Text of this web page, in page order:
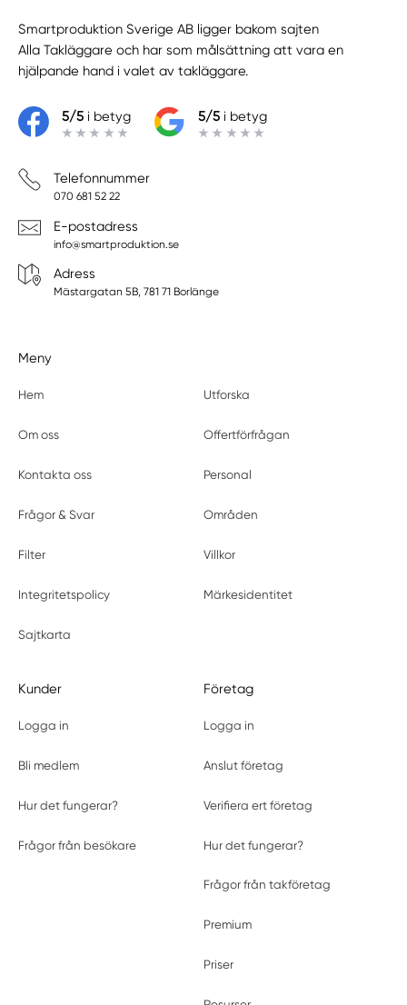
Smartproduktion Sverige AB ligger bakom sajten
Alla Takläggare och har som målsättning att vara en
hjälpande hand i valet av takläggare.
5/5i betyg 5/5i betyg
Telefonnummer
070 681 52 22
E-postadress
info@smartproduktion.se
Adress
Mästargatan 5B, 781 71 Borlänge
Meny
Hem Utforska
Om oss Offertförfrågan
Kontakta oss Personal
Frågor & Svar Områden
Filter Villkor
Integritetspolicy Märkesidentitet
Sajtkarta
Kunder
Logga in
Bli medlem
Hur det fungerar?
Frågor från besökare
Företag
Logga in
Anslut företag
Verifiera ert företag
Hur det fungerar?
Frågor från takföretag
Premium
Priser